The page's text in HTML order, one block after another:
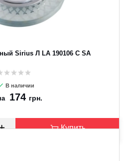
Sirius Л LA 190106 C SA
В наличии
174 грн.
Купить